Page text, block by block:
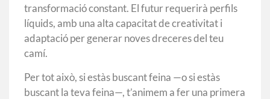
transformació constant. El futur requerirà perfils
líquids, amb una alta capacitat de creativitat i
adaptació per generar noves dreceres del teu
camí.
Per tot això, si estàs buscant feina —o si estàs
buscant la teva feina—, t’animem a fer una primera